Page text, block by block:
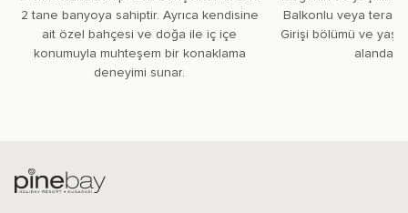
2 tane banyoya sahiptir. Ayrıca kendisine
ait özel bahçesi ve doğa ile iç içe
konumuyla muhteşem bir konaklama
deneyimi sunar.
Balkonlu veya
Girişi bölümü ve
alandan